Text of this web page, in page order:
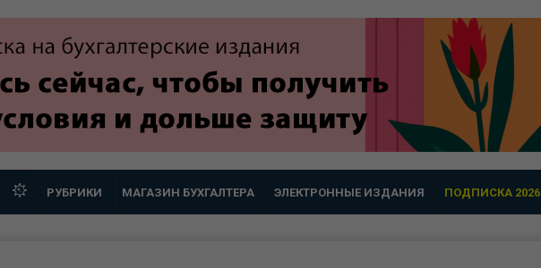
РУБРИКИ МАГАЗИН БУХГАЛТЕРА ЭЛЕКТРОННЫЕ ИЗДАНИЯ ПОДПИСКА 2026